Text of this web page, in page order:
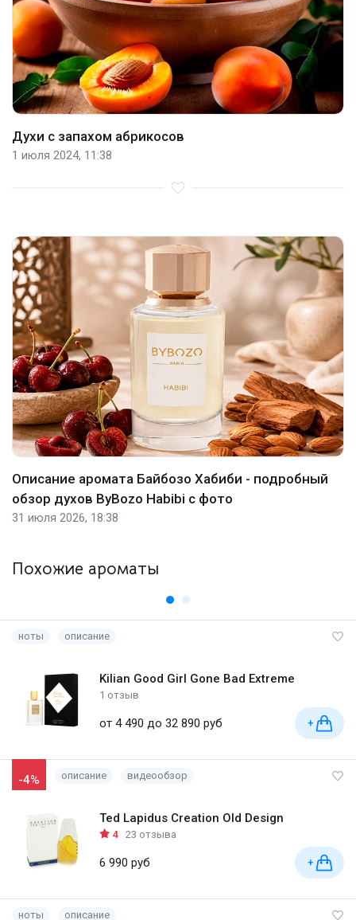
Духи с запахом абрикосов
1 июля 2024, 11:38
Описание аромата Байбозо Хабиби - подробный
обзор духов ByBozo Habibi с фото
31 июля 2026, 18:38
Похожие ароматы
ноты описание
Kilian Good Girl Gone Bad Extreme
1 отзыв
от 4 490 до 32 890 руб +
-4% описание видеообзор
Ted Lapidus Creation Old Design
4 23 отзыва
6 990 руб +
ноты описание